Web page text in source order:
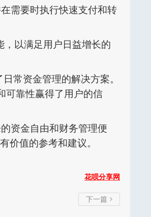
需要时执行快速支付和转
以满足用户日益增长的
常资金管理的解决方案。
可靠性赢得了用户的信
资金自由和财务管理便
价值的参考和建议。
花呗分享网
下一篇 